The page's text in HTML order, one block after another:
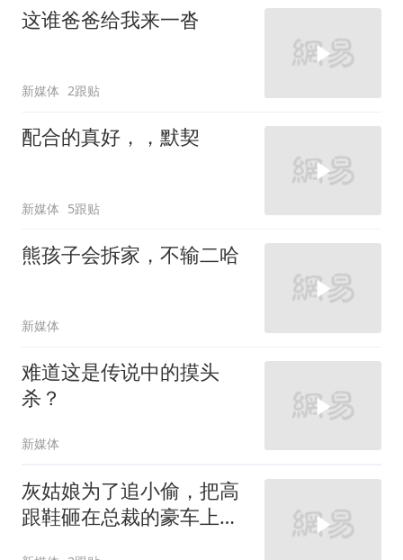
这谁爸爸给我来一沓
新媒体 2跟贴
配合的真好，，默契
新媒体 5跟贴
熊孩子会拆家，不输二哈
新媒体
难道这是传说中的摸头
杀？
新媒体
灰姑娘为了追小偷，把高
跟鞋砸在总裁的豪车上，